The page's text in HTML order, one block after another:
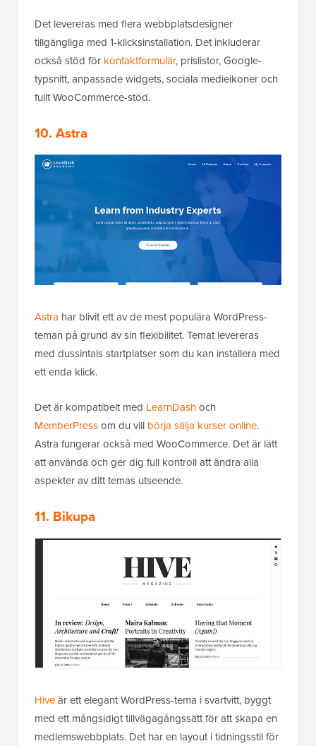
Det levereras med flera webbplatsdesigner
tillgängliga med 1-klicksinstallation. Det inkluderar
också stöd för kontaktformulär, prislistor, Google-
typsnitt, anpassade widgets, sociala medieikoner och
fullt WooCommerce-stöd.
10. Astra
Astra har blivit ett av de mest populära WordPress-
teman på grund av sin flexibilitet. Temat levereras
med dussintals startplatser som du kan installera med
ett enda klick.
Det är kompatibelt med LearnDashoch
MemberPressom du vill börja sälja kurser online.
Astra fungerar också med WooCommerce. Det är lätt
att använda och ger dig full kontroll att ändra alla
aspekter av ditt temas utseende.
11. Bikupa
Hiveär ett elegant WordPress-tema i svartvitt, byggt
med ett mångsidigt tillvägagångssätt för att skapa en
medlemswebbplats. Det har en layout i tidningsstil för